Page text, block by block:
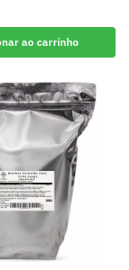
ao carrinho